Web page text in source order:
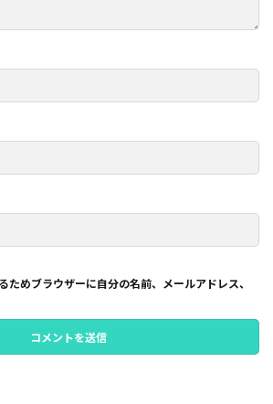
ためブラウザーに自分の名前、メールアドレス、